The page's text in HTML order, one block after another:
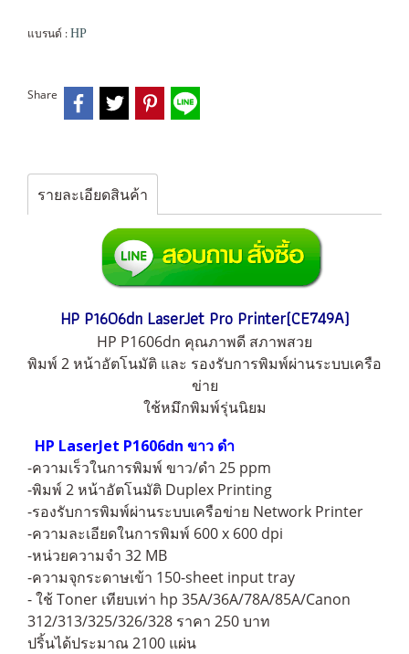
แบรนด์ : HP
Share
รายละเอียดสินค้า
HP P1606dn LaserJet Pro Printer(CE749A)
HP P1606dn คุณภาพดี สภาพสวย
พิมพ์ 2 หน้าอัตโนมัติ และ รองรับการพิมพ์ผ่านระบบเครือ
ข่าย
ใช้หมึกพิมพ์รุ่นนิยม
HP LaserJet P1606dn ขาว ดำ
-ความเร็วในการพิมพ์ ขาว/ดำ 25 ppm
-พิมพ์ 2 หน้าอัตโนมัติ Duplex Printing
-รองรับการพิมพ์ผ่านระบบเครือข่าย Network Printer
-ความละเอียดในการพิมพ์ 600 x 600 dpi
-หน่วยความจำ 32 MB
-ความจุกระดาษเข้า 150-sheet input tray
- ใช้ Toner เทียบเท่า hp 35A/36A/78A/85A/Canon
312/313/325/326/328 ราคา 250 บาท
ปริ้นได้ประมาณ 2100 แผ่น